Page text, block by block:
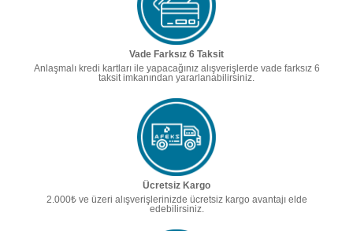
Vade Farksız 6 Taksit
Anlaşmalı kredi kartları ile yapacağınız alışverişlerde vade farksız 6
taksit imkanından yararlanabilirsiniz.
Ücretsiz Kargo
2.000₺ ve üzeri alışverişlerinizde ücretsiz kargo avantajı elde
edebilirsiniz.